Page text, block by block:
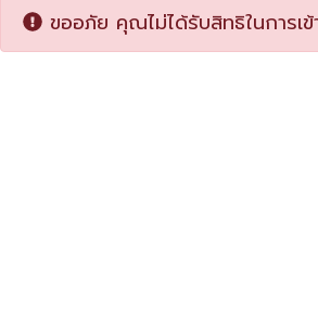
ขออภัย คุณไม่ได้รับสิทธิในการเ